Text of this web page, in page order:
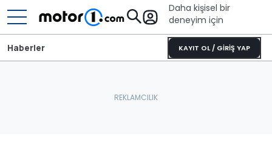
Daha kişisel bir
deneyim için
KAYIT OL / GİRİŞ YAP
Haberler